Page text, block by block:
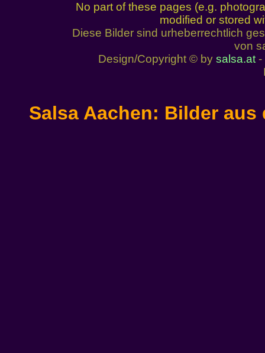
No part of these pages (e.g.
modified or stored
Diese Bilder sind urheberrechtlich
von
Design/Copyright © by salsa.at-
Salsa Aachen: Bilder